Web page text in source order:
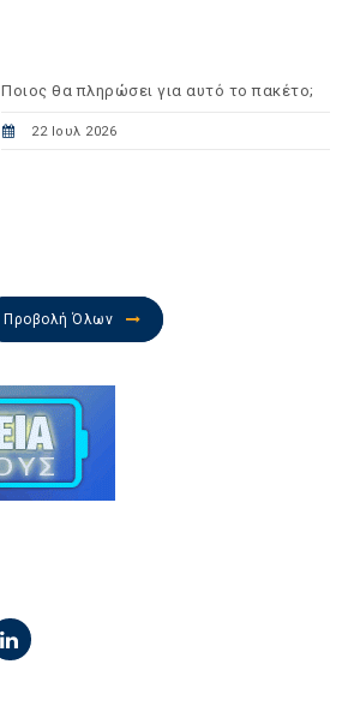
Ποιος θα πληρώσει για αυτό το πακέτο;
22 Ιουλ 2026
Προβολή Όλων